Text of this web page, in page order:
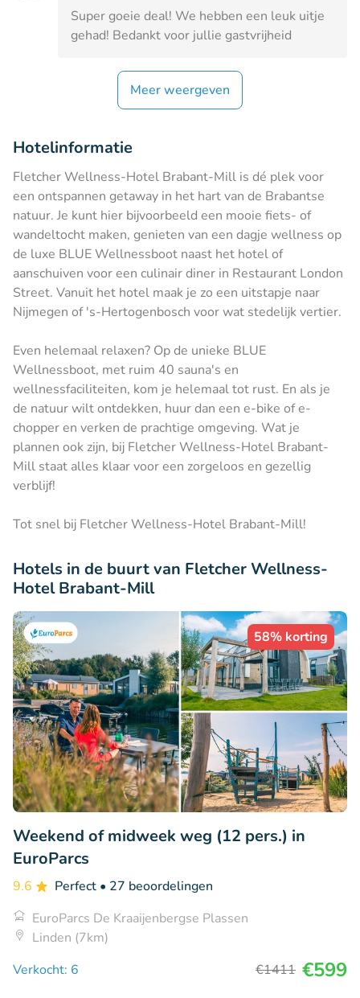
Super goeie deal! We hebben een leuk uitje
gehad! Bedankt voor jullie gastvrijheid
Meer weergeven
Hotelinformatie
Fletcher Wellness-Hotel Brabant-Mill is dé plek voor
een ontspannen getaway in het hart van de Brabantse
natuur. Je kunt hier bijvoorbeeld een mooie fiets- of
wandeltocht maken, genieten van een dagje wellness op
de luxe BLUE Wellnessboot naast het hotel of
aanschuiven voor een culinair diner in Restaurant London
Street. Vanuit het hotel maak je zo een uitstapje naar
Nijmegen of 's-Hertogenbosch voor wat stedelijk vertier.
Even helemaal relaxen? Op de unieke BLUE
Wellnessboot, met ruim 40 sauna's en
wellnessfaciliteiten, kom je helemaal tot rust. En als je
de natuur wilt ontdekken, huur dan een e-bike of e-
chopper en verken de prachtige omgeving. Wat je
plannen ook zijn, bij Fletcher Wellness-Hotel Brabant-
Mill staat alles klaar voor een zorgeloos en gezellig
verblijf!
Tot snel bij Fletcher Wellness-Hotel Brabant-Mill!
Hotels in de buurt van Fletcher Wellness-
Hotel Brabant-Mill
58% korting
Weekend of midweek weg (12 pers.) in
EuroParcs
9.6 Perfect • 27 beoordelingen
EuroParcs De Kraaijenbergse Plassen
Linden (7km)
Verkocht: 6
€1411 €599